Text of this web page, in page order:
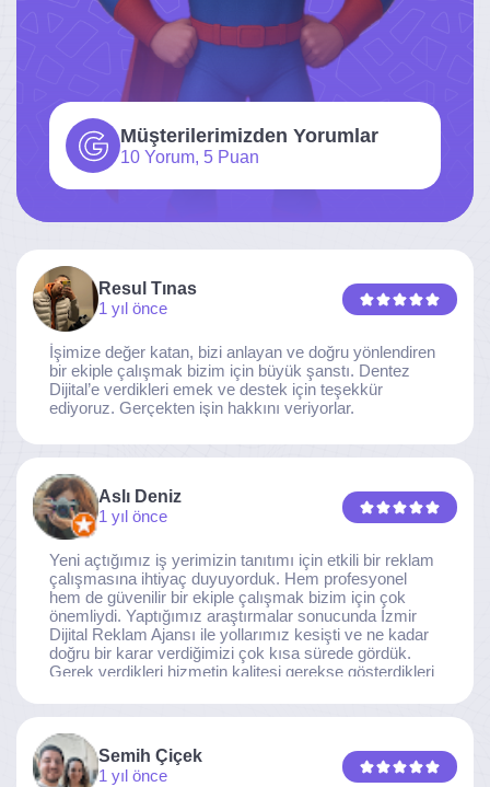
Müşterilerimizden Yorumlar
10 Yorum, 5 Puan
Resul Tınas
1 yıl önce
İşimize değer katan, bizi anlayan ve doğru yönlendiren
bir ekiple çalışmak bizim için büyük şanstı. Dentez
Dijital’e verdikleri emek ve destek için teşekkür
ediyoruz. Gerçekten işin hakkını veriyorlar.
Aslı Deniz
1 yıl önce
Yeni açtığımız iş yerimizin tanıtımı için etkili bir reklam
çalışmasına ihtiyaç duyuyorduk. Hem profesyonel
hem de güvenilir bir ekiple çalışmak bizim için çok
önemliydi. Yaptığımız araştırmalar sonucunda İzmir
Dijital Reklam Ajansı ile yollarımız kesişti ve ne kadar
doğru bir karar verdiğimizi çok kısa sürede gördük.
Gerek verdikleri hizmetin kalitesi gerekse gösterdikleri
noktaya ulaştı. Kaliteden asla taviz vermeyen, her
ekibine gönülden teşekkür ederiz.
Semih Çiçek
1 yıl önce